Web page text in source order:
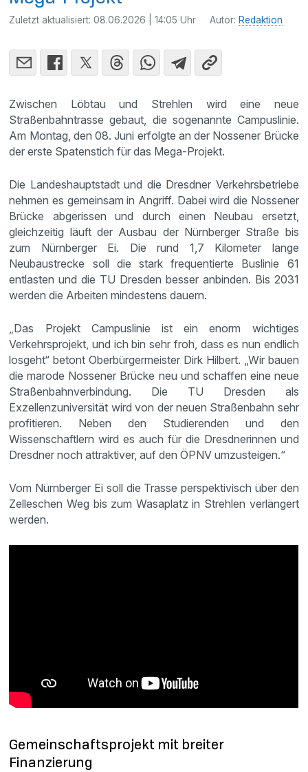
Zuletzt aktualisiert:08.06.2026 | 14:05 Uhr Autor: Redaktion
Zwischen Löbtau und Strehlen wird eine neue
Straßenbahntrasse gebaut, die sogenannte Campuslinie.
Am Montag, den 08. Juni erfolgte an der Nossener Brücke
der erste Spatenstich für das Mega-Projekt.
Die Landeshauptstadt und die Dresdner Verkehrsbetriebe
nehmen es gemeinsam in Angriff. Dabei wird die Nossener
Brücke abgerissen und durch einen Neubau ersetzt,
gleichzeitig läuft der Ausbau der Nürnberger Straße bis
zum Nürnberger Ei. Die rund 1,7 Kilometer lange
Neubaustrecke soll die stark frequentierte Buslinie 61
entlasten und die TU Dresden besser anbinden. Bis 2031
werden die Arbeiten mindestens dauern.
„Das Projekt Campuslinie ist ein enorm wichtiges
Verkehrsprojekt, und ich bin sehr froh, dass es nun endlich
losgeht“ betont Oberbürgermeister Dirk Hilbert. „Wir bauen
die marode Nossener Brücke neu und schaffen eine neue
Straßenbahnverbindung. Die TU Dresden als
Exzellenzuniversität wird von der neuen Straßenbahn sehr
profitieren. Neben den Studierenden und den
Wissenschaftlern wird es auch für die Dresdnerinnen und
Dresdner noch attraktiver, auf den ÖPNV umzusteigen.“
Vom Nürnberger Ei soll die Trasse perspektivisch über den
Zelleschen Weg bis zum Wasaplatz in Strehlen verlängert
werden.
Gemeinschaftsprojekt mit breiter
Finanzierung